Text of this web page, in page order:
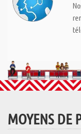
MOYENS DE